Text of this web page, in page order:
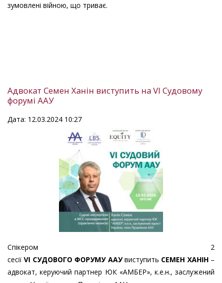
зумовлені війною, що триває.
Адвокат Семен Ханін виступить на VI Судовому
форумі ААУ
Дата: 12.03.2024 10:27
Спікером 2
сесіїVІ СУДОВОГО ФОРУМУ ААУвиступить СЕМЕН ХАНІН–
адвокат, керуючий партнер ЮК «АМБЕР», к.е.н., заслужений